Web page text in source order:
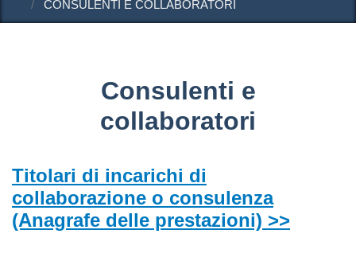
CONSULENTI E COLLABORATORI
Consulenti e
collaboratori
Titolari di incarichi di
collaborazione o consulenza
(Anagrafe delle prestazioni) >>